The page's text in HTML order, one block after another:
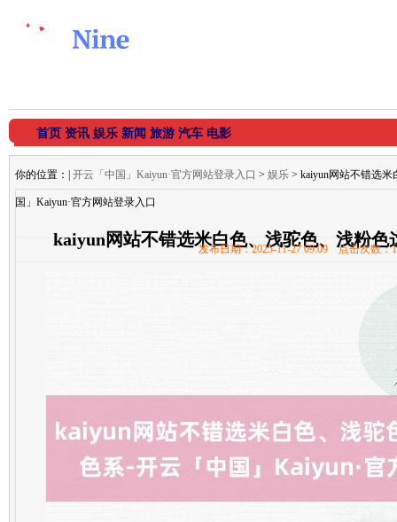
首页 资讯 娱乐 新闻 旅游 汽车 电影
你的位置： 开云「中国」Kaiyun·官方网站登录入口 > 娱乐 > kaiyun网站不错选
国」Kaiyun·官方网站登录入口
kaiyun网站不错选米白色、浅驼色、浅粉色
Kaiyun·官方网站登录
发布日期：2025-11-27 09:09 点击次数：